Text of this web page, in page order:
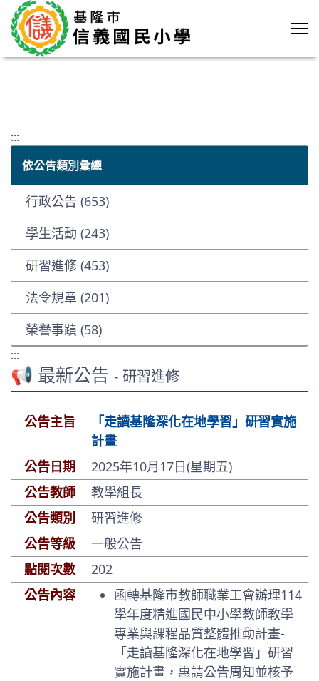
:::
依公告類別彙總
行政公告 (653)
學生活動 (243)
研習進修 (453)
法令規章 (201)
榮譽事蹟 (58)
:::
📢 最新公告 - 研習進修
公告主旨
「走讀基隆深化在地學習」研習實施
計畫
公告日期
2025年10月17日(星期五)
公告教師
教學組長
公告類別
研習進修
公告等級
一般公告
點閱次數
202
公告內容
函轉基隆市教師職業工會辦理114
學年度精進國民中小學教師教學
專業與課程品質整體推動計畫-
「走讀基隆深化在地學習」研習
實施計畫，惠請公告周知並核予